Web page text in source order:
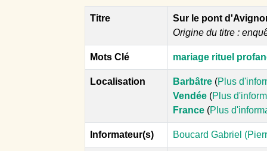
Titre
Sur le pont
Origine du titre :
Mots Clé mariage rituel
Localisation Barbâtre (Plus
Vendée (Plus
France (Plus
Informateur(s) Boucard Gabriel